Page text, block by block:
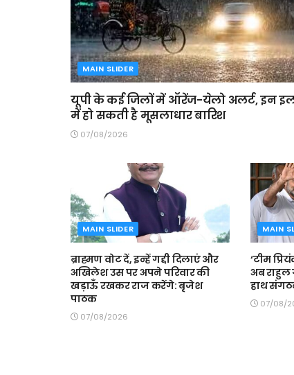
MAIN SLIDER
यूपी के कई जिलों में ऑरेंज-येलो अलर्ट, इन
में हो सकती है मूसलाधार बारिश
07/08/2026
MAIN SLIDER
ब्राह्मण वोट दें, इन्हें गद्दी दिलाएं और
अखिलेश उस पर अपने परिवार की
खड़ाऊँ रखकर राज करेंगे: बृजेश
पाठक
07/08/2026
MAIN
‘टीम
अब
हाथ
07/08/